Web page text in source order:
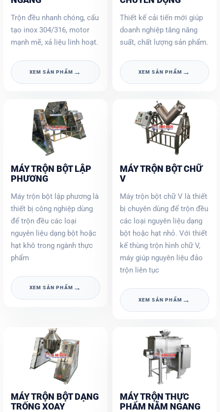
Trộn đều nhanh chóng, cấu
tạo inox 304/316, motor
mạnh mẽ, xả liệu linh hoạt.
XEM SẢN PHẨM →
Thiết kế cải tiến mới giúp
doanh nghiệp tăng năng
suất, chất lượng sản phẩm.
XEM SẢN PHẨM →
MÁY TRỘN BỘT LẬP
PHƯƠNG
Máy trộn bột lập phương là
thiết bị công nghiệp dùng
để trộn đều các loại
nguyên liệu dạng bột hoặc
hạt khô trong ngành thực
phẩm
XEM SẢN PHẨM →
MÁY TRỘN BỘT CHỮ
V
Máy trộn bột chữ V là thiết
bị chuyên dùng để trộn đều
các loại nguyên liệu dạng
bột hoặc hạt nhỏ. Với thiết
kế thùng trộn hình chữ V,
máy giúp nguyên liệu đảo
trộn liên tục
XEM SẢN PHẨM →
MÁY TRỘN BỘT DẠNG
TRỐNG XOAY
MÁY TRỘN THỰC
PHẨM NẰM NGANG